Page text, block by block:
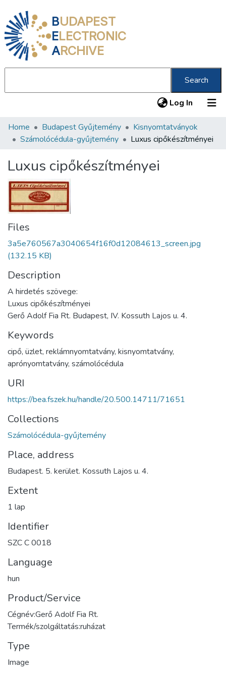
BUDAPEST
ELECTRONIC
ARCHIVE
Search
Log In (current)
Communities & Collections
Statistics
About us
Home Budapest Gyűjtemény
Kisnyomtatványok
Számolócédula-gyűjtemény
Luxus cipőkészítményei
Luxus cipőkészítményei
Files
3a5e760567a3040654f16f0d12084613_screen.jpg
(132.15 KB)
Description
A hirdetés szövege:
Luxus cipőkészítményei
Gerő Adolf Fia Rt. Budapest, IV. Kossuth Lajos u. 4.
Keywords
cipő, üzlet, reklámnyomtatvány, kisnyomtatvány,
aprónyomtatvány, számolócédula
URI
https://bea.fszek.hu/handle/20.500.14711/71651
Collections
Számolócédula-gyűjtemény
Place, address
Budapest. 5. kerület. Kossuth Lajos u. 4.
Extent
1 lap
Identifier
SZC C 0018
Language
hun
Product/Service
Cégnév:Gerő Adolf Fia Rt.
Termék/szolgáltatás:ruházat
Type
Image